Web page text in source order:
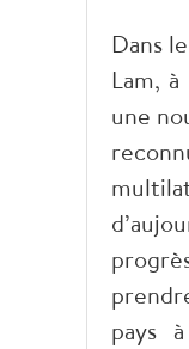
Dans
Lam,
une
pays